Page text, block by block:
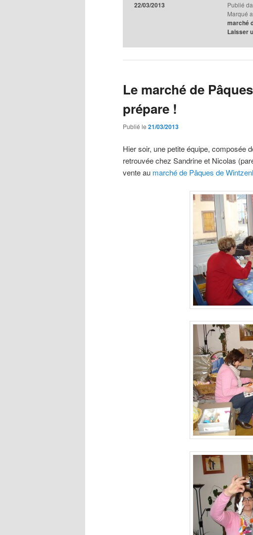
22/03/2013 Publié
Marqué
marché
Laisser
Le marché de
prépare !
Publié le 21/03/2013
Hier soir, une petite équipe, composée
retrouvée chez Sandrine et Nicolas
vente au marché de Pâques de